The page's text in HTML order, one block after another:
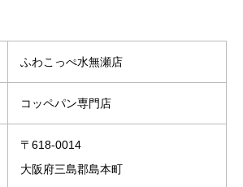
ふわこっぺ水無瀬店
コッペパン専門店
〒618-0014
大阪府三島郡島本町